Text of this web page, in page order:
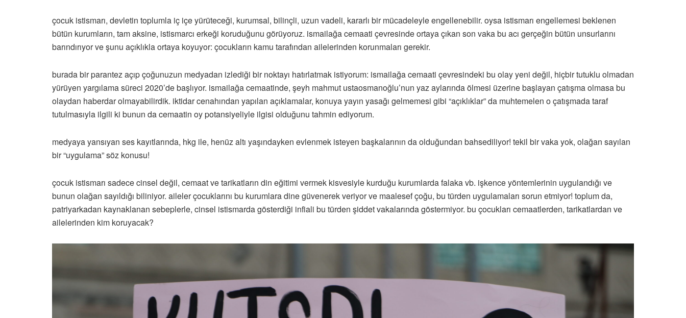
çocuk istismarı, devletin toplumla iç içe yürüteceği, kurumsal, bilinçli, uzun vadeli, kararlı bir mücadeleyle engellenebilir. oysa istismarı engellemesi beklenen
bütün kurumların, tam aksine, istismarcı erkeği koruduğunu görüyoruz. ismailağa cemaati çevresinde ortaya çıkan son vaka bu acı gerçeğin bütün unsurlarını
barındırıyor ve şunu açıklıkla ortaya koyuyor: çocukların kamu tarafından ailelerinden korunmaları gerekir.
burada bir parantez açıp çoğunuzun medyadan izlediği bir noktayı hatırlatmak istiyorum: ismailağa cemaati çevresindeki bu olay yeni değil, hiçbir tutuklu olmadan
yürüyen yargılama süreci 2020’de başlıyor. ismailağa cemaatinde, şeyh mahmut ustaosmanoğlu’nun yaz aylarında ölmesi üzerine başlayan çatışma olmasa bu
olaydan haberdar olmayabilirdik. iktidar cenahından yapılan açıklamalar, konuya yayın yasağı gelmemesi gibi “açıklıklar” da muhtemelen o çatışmada taraf
tutulmasıyla ilgili ki bunun da cemaatin oy potansiyeliyle ilgisi olduğunu tahmin ediyorum.
medyaya yansıyan ses kayıtlarında, hkg ile, henüz altı yaşındayken evlenmek isteyen başkalarının da olduğundan bahsediliyor! tekil bir vaka yok, olağan sayılan
bir “uygulama” söz konusu!
çocuk istismarı sadece cinsel değil, cemaat ve tarikatların din eğitimi vermek kisvesiyle kurduğu kurumlarda falaka vb. işkence yöntemlerinin uygulandığı ve
bunun olağan sayıldığı biliniyor. aileler çocuklarını bu kurumlara dine güvenerek veriyor ve maalesef çoğu, bu türden uygulamaları sorun etmiyor! toplum da,
patriyarkadan kaynaklanan sebeplerle, cinsel istismarda gösterdiği infiali bu türden şiddet vakalarında göstermiyor. bu çocukları cemaatlerden, tarikatlardan ve
ailelerinden kim koruyacak?